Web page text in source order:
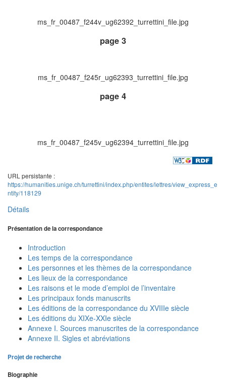
ms_fr_00487_f244v_ug62392_turrettini_file.jpg
page 3
ms_fr_00487_f245r_ug62393_turrettini_file.jpg
page 4
ms_fr_00487_f245v_ug62394_turrettini_file.jpg
URL persistante :
https://humanities.unige.ch/turrettini/index.php/entites/lettres/view_express_e
ntity/118129
Détails
Présentation de la correspondance
Introduction
Les temps de la correspondance
Les personnes et les thèmes de la correspondance
Les lieux de la correspondance
Les raisons et le mode d’emploi de l’inventaire
Les principaux fonds manuscrits
Les éditions de la correspondance du XVIIIe siècle
Les éditions du XIXe-XXIe siècle
Annexe I. Sources manuscrites de la correspondance
Annexe II. Sigles et abréviations
Projet de recherche
Biographie